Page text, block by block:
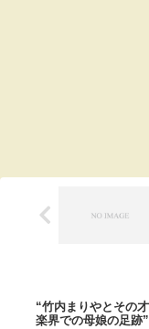
“竹内まりやとその
楽界での母娘の足跡”